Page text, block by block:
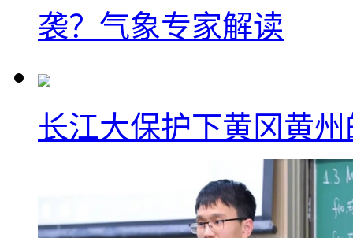
袭？气象专家解读
长江大保护下黄冈黄